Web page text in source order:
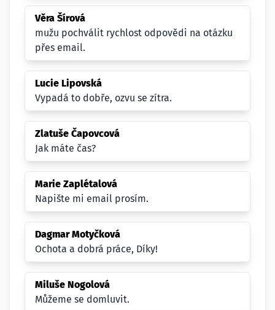
Věra Šírová
mužu pochválit rychlost odpovědi na otázku
přes email.
Lucie Lipovská
Vypadá to dobře, ozvu se zítra.
Zlatuše Čapovcová
Jak máte čas?
Marie Zaplétalová
Napište mi email prosím.
Dagmar Motyčková
Ochota a dobrá práce, Díky!
Miluše Nogolová
Můžeme se domluvit.